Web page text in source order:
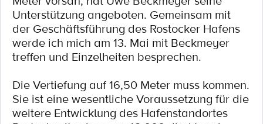
Unterstützung angeboten. Gemeinsam mit
der Geschäftsführung des Rostocker Hafens
werde ich mich am 13. Mai mit Beckmeyer
treffen und Einzelheiten besprechen.
Die Vertiefung auf 16,50 Meter muss kommen.
Sie ist eine wesentliche Voraussetzung für die
weitere Entwicklung des Hafenstandortes